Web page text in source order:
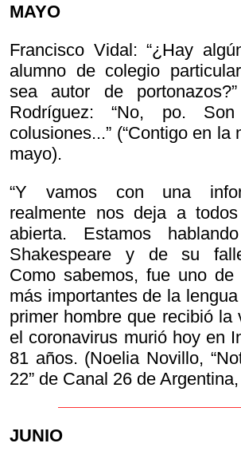
MAYO
Francisco Vidal: “¿Hay
alumno de colegio
sea autor de
Rodríguez: “No, po.
colusiones...” (“Contigo en la
mayo).
“Y vamos con una
realmente nos deja a
abierta. Estamos
Shakespeare y de su
Como sabemos, fue uno de
más importantes de la
primer hombre que recibió la
el coronavirus murió hoy en
81 años. (Noelia Novillo,
22” de Canal 26 de
JUNIO